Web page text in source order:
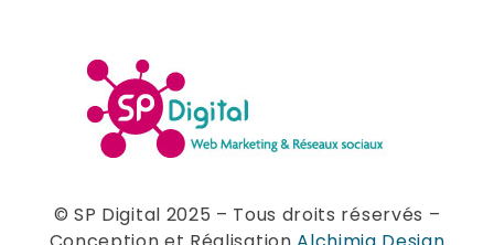
© SP Digital 2025 – Tous droits réservés –